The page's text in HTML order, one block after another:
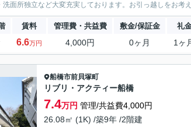
面所独立など大変充実しております。お引っ越しをお考
賃料 管理費・共益費 敷金/保証金 礼
6.6万円 4,000円 0ヶ月 1ヶ
船橋市前貝塚町
リブリ・アクティー船橋
7.4万円 管理/共益費4,000円
26.08㎡ (1K) /築9年 /2階建